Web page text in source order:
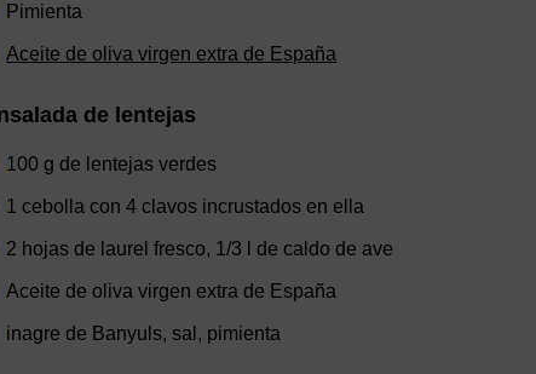
Pimienta
Aceite de oliva virgen extra de España
de lentejas
100 g de lentejas verdes
1 cebolla con 4 clavos incrustados en ella
2 hojas de laurel fresco, 1/3 l de caldo de ave
Aceite de oliva virgen extra de España
inagre de Banyuls, sal, pimienta